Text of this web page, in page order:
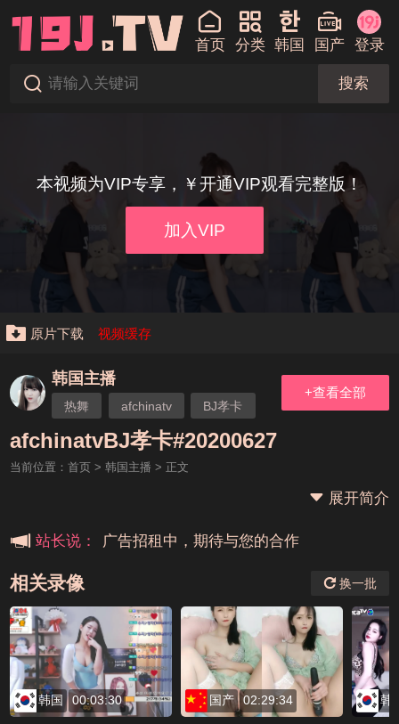
首页 分类 韩国 国产 登录
搜索
本视频为VIP专享，￥开通VIP观看完整版！
加入VIP
原片下载 视频缓存
韩国主播
热舞 afchinatv BJ孝卡
+查看全部
afchinatvBJ孝卡#20200627
当前位置： 首页> 韩国主播 > 正文
展开简介
站长说：
本站大事件(19j网站发展历程)
广告招租中，期待与您的合作
相关录像 换一批
韩国 00:03:30 国产 02:29:34 韩